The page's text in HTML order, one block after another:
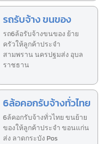
รถรับจ้าง ขนของ
รถ6ล้อรับจ้างขนของ ย้าย
ครัวให้ลูกค้าประจำ
สามพราน นครปฐมส่ง อุบล
ราชธาน
6ล้อคอกรับจ้างทั่วไทย
6ล้คอกรับจ้างทั่วไทย ขนย้าย
ของให้ลูกค้าประจำ ขอนแก่น
ส่ง ลาดกระบัง Pos